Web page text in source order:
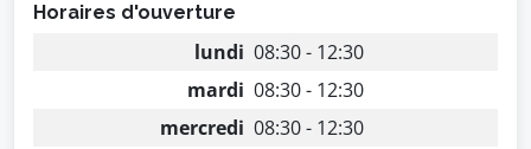
Horaires d'ouverture
lundi 08:30 - 12:30
mardi 08:30 - 12:30
mercredi 08:30 - 12:30